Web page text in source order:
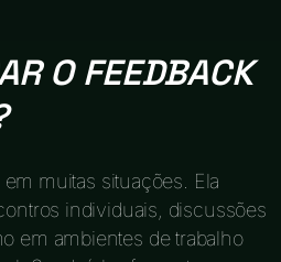
O FEEDBACK
muitas situações. Ela
individuais, discussões
em ambientes de trabalho